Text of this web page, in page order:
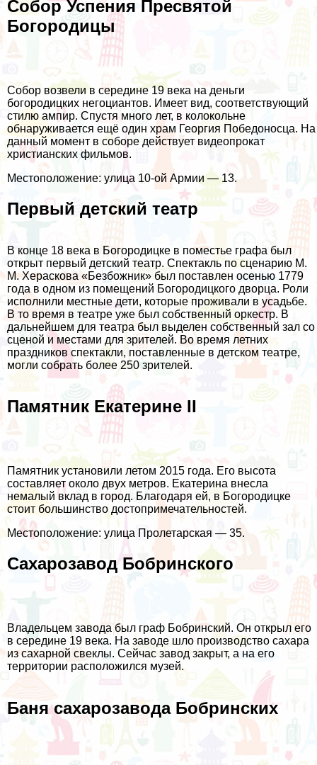
Собор Успения Пресвятой
Богородицы
Собор возвели в середине 19 века на деньги
богородицких негоциантов. Имеет вид, соответствующий
стилю ампир. Спустя много лет, в колокольне
обнаруживается ещё один храм Георгия Победоносца. На
данный момент в соборе действует видеопрокат
христианских фильмов.
Местоположение: улица 10-ой Армии — 13.
Первый детский театр
В конце 18 века в Богородицке в поместье графа был
открыт первый детский театр. Спектакль по сценарию М.
М. Хераскова «Безбожник» был поставлен осенью 1779
года в одном из помещений Богородицкого дворца. Роли
исполнили местные дети, которые проживали в усадьбе.
В то время в театре уже был собственный оркестр. В
дальнейшем для театра был выделен собственный зал со
сценой и местами для зрителей. Во время летних
праздников спектакли, поставленные в детском театре,
могли собрать более 250 зрителей.
Памятник Екатерине II
Памятник установили летом 2015 года. Его высота
составляет около двух метров. Екатерина внесла
немалый вклад в город. Благодаря ей, в Богородицке
стоит большинство достопримечательностей.
Местоположение: улица Пролетарская — 35.
Сахарозавод Бобринского
Владельцем завода был граф Бобринский. Он открыл его
в середине 19 века. На заводе шло производство сахара
из сахарной свеклы. Сейчас завод закрыт, а на его
территории расположился музей.
Баня сахарозавода Бобринских